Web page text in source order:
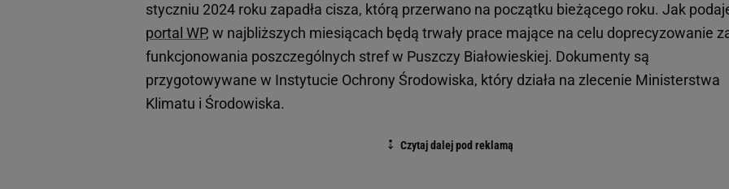
styczniu 2024 roku zapadła cisza, którą przerwano na początku bieżącego roku. Jak
portal WP, w najbliższych miesiącach będą trwały prace mające na celu doprecyzowanie
funkcjonowania poszczególnych stref w Puszczy Białowieskiej. Dokumenty są
przygotowywane w Instytucie Ochrony Środowiska, który działa na zlecenie Ministerstwa
Klimatu i Środowiska.